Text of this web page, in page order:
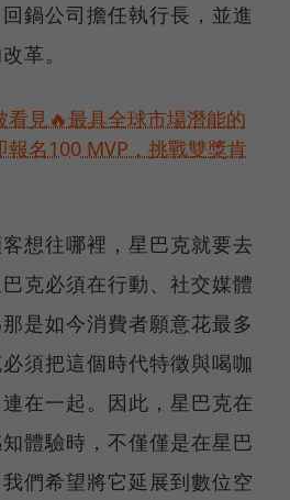
鍋公司擔任執行長，並進
革。
看見🔥最具全球市場潛能的
報名100 MVP，挑戰雙獎肯
想往哪裡，星巴克就要去
克必須在行動、社交媒體
是如今消費者願意花最多
須把這個時代特徵與喝咖
在一起。因此，星巴克在
體驗時，不僅僅是在星巴
們希望將它延展到數位空